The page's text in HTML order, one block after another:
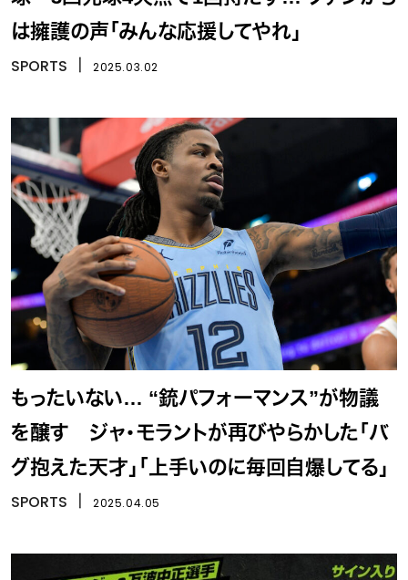
は擁護の声「みんな応援してやれ」
SPORTS 2025.03.02
もったいない… “銃パフォーマンス”が物議
を醸す ジャ・モラントが再びやらかした「バ
グ抱えた天才」「上手いのに毎回自爆してる」
SPORTS 2025.04.05